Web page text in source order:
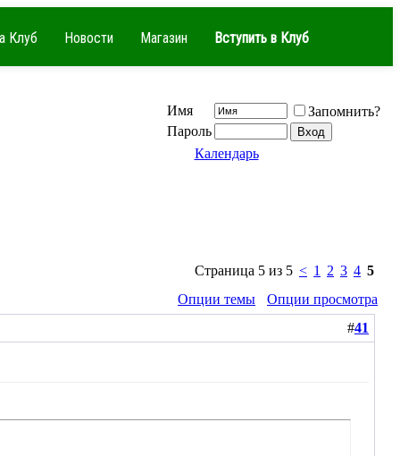
Клуб Новости Магазин Вступить в Клуб
Имя
Запомнить?
Пароль
Календарь
Страница 5 из 5 < 1 2 3 4 5
Опции темы
Опции просмотра
#41